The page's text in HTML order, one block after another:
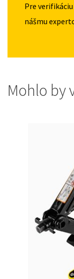
Pre
nášmu
Mohlo by